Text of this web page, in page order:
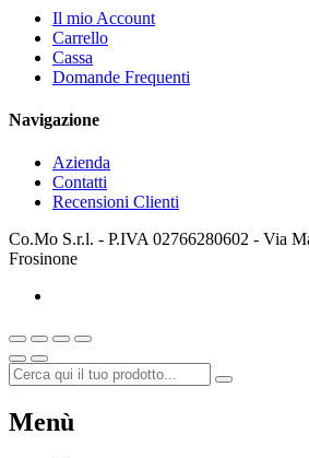
Il mio Account
Carrello
Cassa
Domande Frequenti
Navigazione
Azienda
Contatti
Recensioni Clienti
Co.Mo S.r.l. - P.IVA 02766280602 - Via
Frosinone
Menù